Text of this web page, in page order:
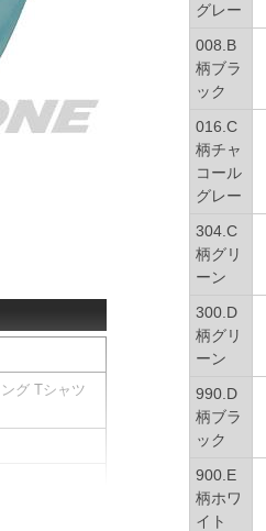
グ Tシャツ
グレー
008.B
柄ブラ
ック
016.C
柄チャ
コール
グレー
304.C
柄グリ
ーン
300.D
柄グリ
ーン
990.D
柄ブラ
ック
900.E
柄ホワ
イト